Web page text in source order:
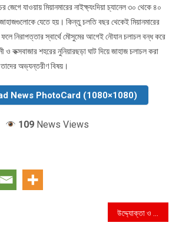
জেগে যাওয়ায় মিয়ানমারের নাইক্ষ্যংদিয়া চ্যানেল ৩০ থেকে ৪০
যেতে হয়। কিন্তু চলতি বছর থেকেই মিয়ানমারের
নিরাপত্তার স্বার্থে মৌসুমের আগেই নৌযান চলাচল বন্ধ করে
ও কক্সবাজার শহরের নুনিয়ারছড়া ঘাট দিয়ে জাহাজ চলাচল করা
তাদের অভ্যন্তরীণ বিষয়।
News PhotoCard (1080×1080)
109 News Views
উদ্দ্যোক্তা ও কর্মজীবী নারীদের যাতায়াত নিরাপদ করতে প্রাইম ব্যাংক ও বি-ট্যক সলিউশনস লিমিটেড’র মধ্যে চুক্তি স্বাক্ষর